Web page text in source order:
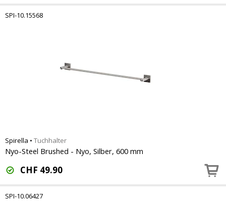
SPI-10.15568
Spirella • Tuchhalter
Nyo-Steel Brushed - Nyo, Silber, 600 mm
CHF 49.90
SPI-10.06427